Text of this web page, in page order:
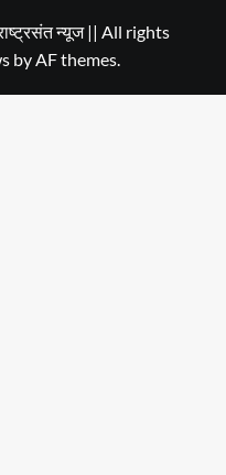
न्यूज || All rights
by AF themes.